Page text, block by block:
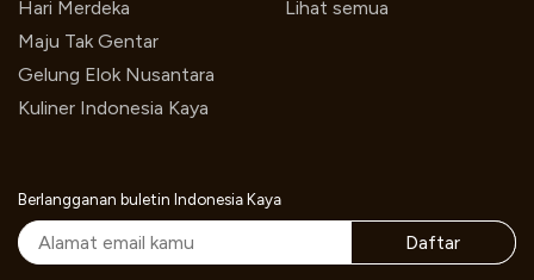
Hari Merdeka
Maju Tak Gentar
Gelung Elok Nusantara
Kuliner Indonesia Kaya
Lihat semua
Berlangganan buletin Indonesia Kaya
Daftar